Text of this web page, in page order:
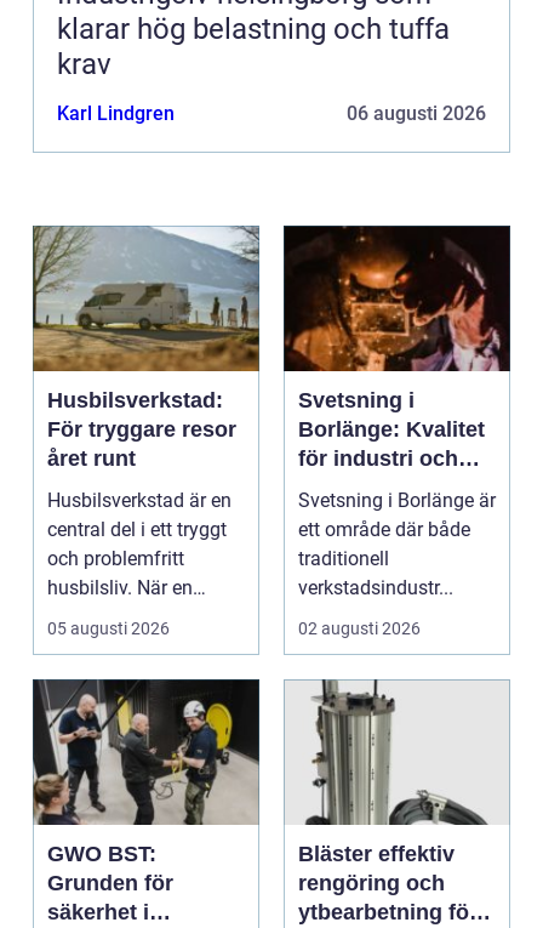
klarar hög belastning och tuffa
krav
Karl Lindgren 06 augusti 2026
Husbilsverkstad:
För tryggare resor
året runt
Husbilsverkstad är en
central del i ett tryggt
och problemfritt
husbilsliv. När en
husbil ...
05 augusti 2026
Svetsning i
Borlänge: Kvalitet
för industri och
konstruktion
Svetsning i Borlänge är
ett område där både
traditionell
verkstadsindustr...
02 augusti 2026
GWO BST:
Grunden för
säkerhet i
Bläster effektiv
rengöring och
ytbearbetning för